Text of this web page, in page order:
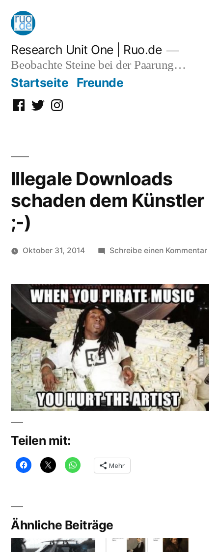
Zum
Inhalt
springen
Research Unit One | Ruo.de
Beobachte Steine bei der Paarung…
Startseite Freunde
Facebook
TwitterInstagram
Illegale Downloads
schaden dem Künstler
;-)
Oktober 31, 2014 Schreibe einen Kommentarzu
Teilen mit:
Mehr
Ähnliche Beiträge